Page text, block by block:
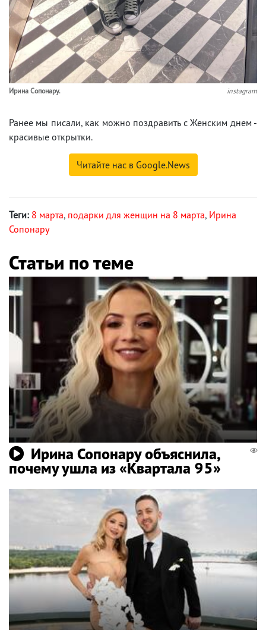
Ирина Сопонару. instagram
Ранее мы писали, как можно поздравить с Женским днем -
красивые открытки.
Читайте нас в Google.News
Теги: 8 марта, подарки для женщин на 8 марта, Ирина
Сопонару
Статьи по теме
Ирина Сопонару объяснила,
почему ушла из «Квартала 95»